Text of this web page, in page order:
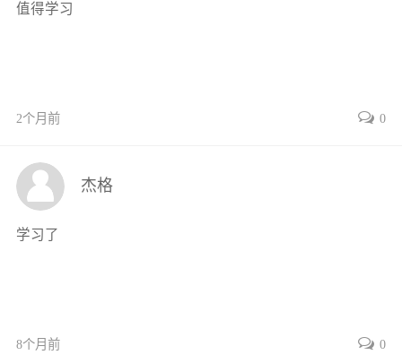
第2章 机器人导航的数学基础 25
2.1.3 典型的机器人导航滤波算法 30
2.2.1 平移运动的数学描述 34
2.2.2 旋转运动的数学描述 35
2.3.1 李群SO(3)描述机器人姿态 40
2.4 非线性优化求解机器人位姿方法 44
值得学习
2个月前 0
杰格
学习了
8个月前 0